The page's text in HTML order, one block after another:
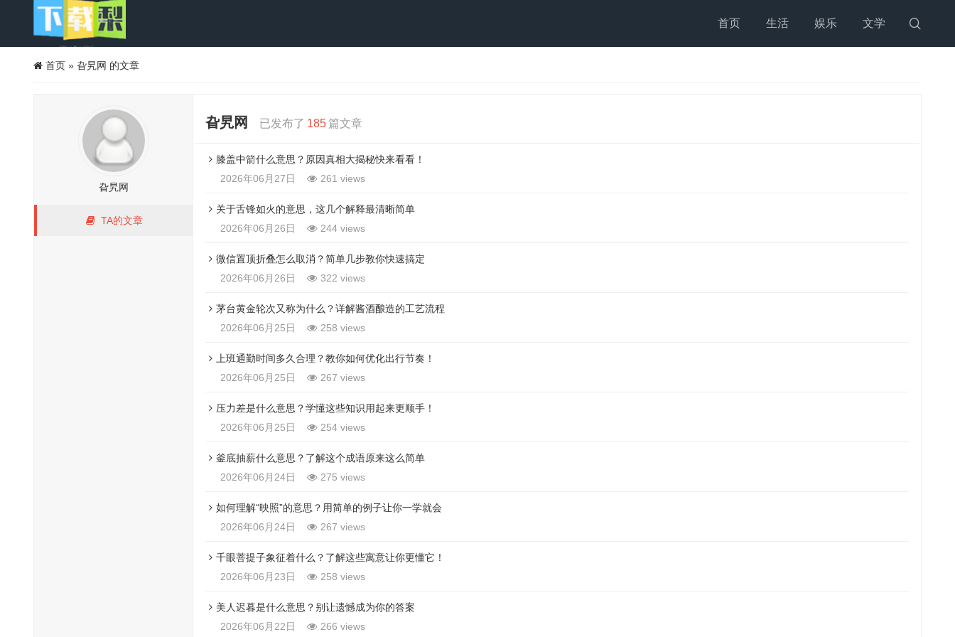

首页 生活 娱乐 文学
首页 » 旮旯网 的文章
旮旯网
TA的文章
旮旯网 已发布了 185篇文章
膝盖中箭什么意思？原因真相大揭秘快来看看！
2026年06月27日
261 views
关于舌锋如火的意思，这几个解释最清晰简单
2026年06月26日
244 views
微信置顶折叠怎么取消？简单几步教你快速搞定
2026年06月26日
322 views
茅台黄金轮次又称为什么？详解酱酒酿造的工艺流程
2026年06月25日
258 views
上班通勤时间多久合理？教你如何优化出行节奏！
2026年06月25日
267 views
压力差是什么意思？学懂这些知识用起来更顺手！
2026年06月25日
254 views
釜底抽薪什么意思？了解这个成语原来这么简单
2026年06月24日
275 views
如何理解“映照”的意思？用简单的例子让你一学就会
2026年06月24日
267 views
千眼菩提子象征着什么？了解这些寓意让你更懂它！
2026年06月23日
258 views
美人迟暮是什么意思？别让遗憾成为你的答案
2026年06月22日
266 views